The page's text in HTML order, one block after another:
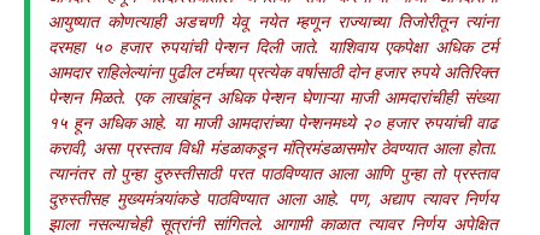
आयुष्यात कोणत्याही अडचणी येवू नयेत म्हणून राज्याच्या तिजोरीतून त्यांना
दरमहा ५० हजार रुपयांची पेन्शन दिली जाते. याशिवाय एकपेक्षा अधिक टर्म
आमदार राहिलेल्यांना पुढील टर्मच्या प्रत्येक वर्षासाठी दोन हजार रुपये अतिरिक्त
पेन्शन मिळते. एक लाखांहून अधिक पेन्शन घेणाऱ्या माजी आमदारांचीही संख्या
१५ हून अधिक आहे. या माजी आमदारांच्या पेन्शनमध्ये २० हजार रुपयांची वाढ
करावी, असा प्रस्ताव विधी मंडळाकडून मंत्रिमंडळासमोर ठेवण्यात आला होता.
त्यानंतर तो पुन्हा दुरुस्तीसाठी परत पाठविण्यात आला आणि पुन्हा तो प्रस्ताव
दुरुस्तीसह मुख्यमंत्र्यांकडे पाठविण्यात आला आहे. पण, अद्याप त्यावर निर्णय
झाला नसल्याचेही सूत्रांनी सांगितले. आगामी काळात त्यावर निर्णय अपेक्षित